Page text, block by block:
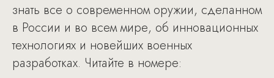
знать все о современном оружии, сделанном
в России и во всем мире, об инновационных
технологиях и новейших военных
разработках. Читайте в номере: